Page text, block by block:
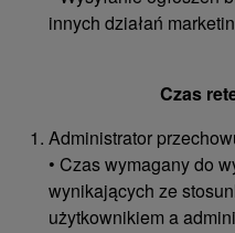
innych działań
Czas
Administrator
• Czas wymagany do
wynikających ze
użytkownikiem a